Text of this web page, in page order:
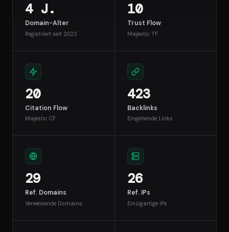
4 J.
Domain-Alter
Registriert seit 2022
10
Trust Flow
Majestic TF
20
Citation Flow
Majestic CF
423
Backlinks
Eingehende Links
29
Ref. Domains
Verweisende Domains
26
Ref. IPs
Einzigartige IPs